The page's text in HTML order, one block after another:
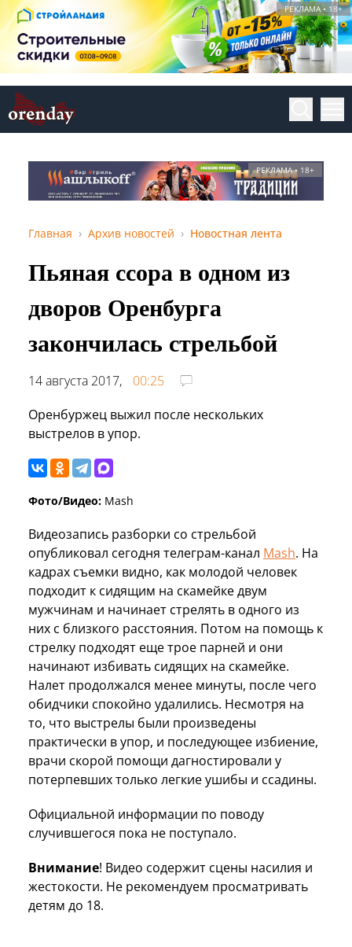
РЕКЛАМА • 18+
РЕКЛАМА • 18+
Главная Архив новостей Новостная лента
Пьяная ссора в одном из
дворов Оренбурга
закончилась стрельбой
14 августа 2017,
00:25
Оренбуржец выжил после нескольких
выстрелов в упор.
Фото/Видео: Mash
Видеозапись разборки со стрельбой
опубликовал сегодня телеграм-канал Mash. На
кадрах съемки видно, как молодой человек
подходит к сидящим на скамейке двум
мужчинам и начинает стрелять в одного из
них с близкого расстояния. Потом на помощь к
стрелку подходят еще трое парней и они
начинают избивать сидящих на скамейке.
Налет продолжался менее минуты, после чего
обидчики спокойно удалились. Несмотря на
то, что выстрелы были произведены
практически в упор, и последующее избиение,
врачи скорой помощи дагностировали у
потерпевших только легкие ушибы и ссадины.
Официальной информации по поводу
случившегося пока не поступало.
Внимание! Видео содержит сцены насилия и
жестокости. Не рекомендуем просматривать
детям до 18.